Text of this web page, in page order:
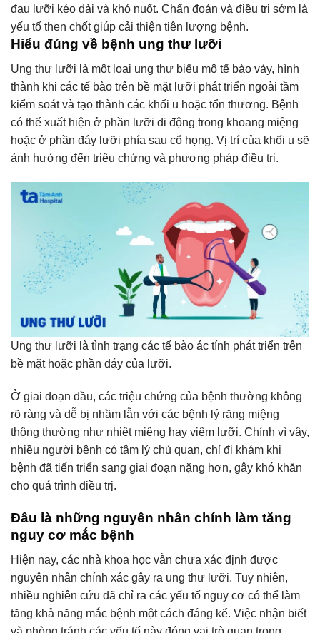
đau lưỡi kéo dài và khó nuốt. Chẩn đoán và điều trị sớm là
yếu tố then chốt giúp cải thiện tiên lượng bệnh.
Hiểu đúng về bệnh ung thư lưỡi
Ung thư lưỡi là một loại ung thư biểu mô tế bào vảy, hình
thành khi các tế bào trên bề mặt lưỡi phát triển ngoài tầm
kiểm soát và tạo thành các khối u hoặc tổn thương. Bệnh
có thể xuất hiện ở phần lưỡi di động trong khoang miệng
hoặc ở phần đáy lưỡi phía sau cổ họng. Vị trí của khối u sẽ
ảnh hưởng đến triệu chứng và phương pháp điều trị.
Ung thư lưỡi là tình trạng các tế bào ác tính phát triển trên
bề mặt hoặc phần đáy của lưỡi.
Ở giai đoạn đầu, các triệu chứng của bệnh thường không
rõ ràng và dễ bị nhầm lẫn với các bệnh lý răng miệng
thông thường như nhiệt miệng hay viêm lưỡi. Chính vì vậy,
nhiều người bệnh có tâm lý chủ quan, chỉ đi khám khi
bệnh đã tiến triển sang giai đoạn nặng hơn, gây khó khăn
cho quá trình điều trị.
Đâu là những nguyên nhân chính làm tăng
nguy cơ mắc bệnh
Hiện nay, các nhà khoa học vẫn chưa xác định được
nguyên nhân chính xác gây ra ung thư lưỡi. Tuy nhiên,
nhiều nghiên cứu đã chỉ ra các yếu tố nguy cơ có thể làm
tăng khả năng mắc bệnh một cách đáng kể. Việc nhận biết